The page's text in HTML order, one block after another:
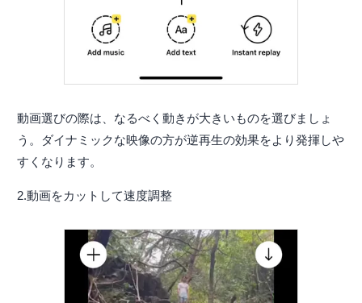
動画選びの際は、なるべく動きが大きいものを選びましょ
う。ダイナミックな映像の方が逆再生の効果をより発揮しや
すくなります。
2.動画をカットして速度調整